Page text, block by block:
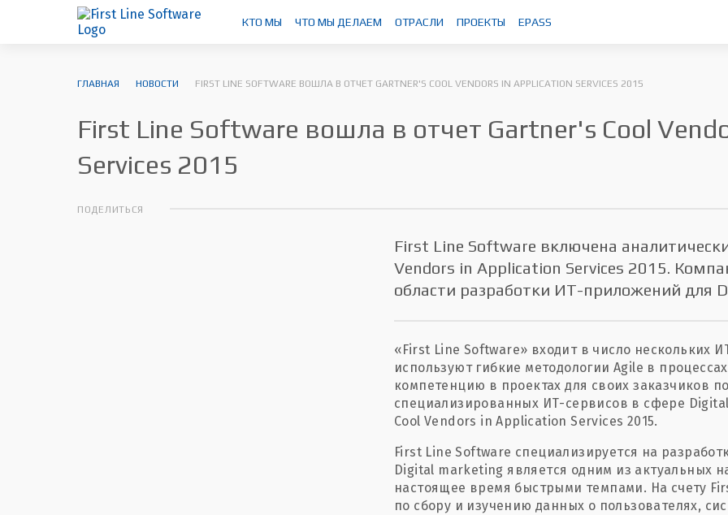
КТО МЫ ЧТО МЫ ДЕЛАЕМ ОТРАСЛИ ПРОЕКТЫ EPASS
ГЛАВНАЯ НОВОСТИ FIRST LINE SOFTWARE ВОШЛА В ОТЧЕТ GARTNER'S COOL VENDORS IN APPLICATION SERVIСES 2015
First Line Software вошла в отчет Gartner's Cool
Serviсes 2015
ПОДЕЛИТЬСЯ
First Line Software включена
Vendors in Application Serviсes 2015.
области разработки ИТ-приложений для
«First Line Software» входит в число нескольких
используют гибкие методологии Agile в
компетенцию в проектах для своих заказчиков
специализированных ИТ-сервисов в сфере
Cool Vendors in Application Serviсes 2015.
First Line Software специализируется на
Digital marketing является одним из актуальных
настоящее время быстрыми темпами. На счету
по сбору и изучению данных о пользователях,